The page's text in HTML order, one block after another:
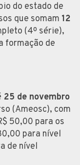
do estado de
que somam 12
(4º série),
formação de
25 de novembro
(Ameosc), com
50,00 para os
para nível
de nível